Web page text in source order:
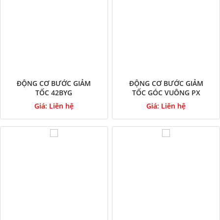
ĐỘNG CƠ BƯỚC GIẢM
TỐC 42BYG
Giá: Liên hệ
ĐỘNG CƠ BƯỚC GIẢM
TỐC GÓC VUÔNG PX
Giá: Liên hệ